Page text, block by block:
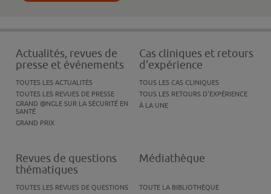
Actualités, revues de
presse et événements
TOUTES LES ACTUALITÉS
TOUTES LES REVUES DE PRESSE
GRAND @NGLE SUR LA SÉCURITÉ EN
SANTÉ
GRAND PRIX
Cas cliniques et retours
d'expérience
TOUS LES CAS CLINIQUES
TOUS LES RETOURS D'EXPÉRIENCE
À LA UNE
Revues de questions
thématiques
TOUTES LES REVUES DE QUESTIONS
Médiathèque
TOUTE LA BIBLIOTHÈQUE